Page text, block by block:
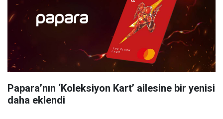
Papara’nın ‘Koleksiyon Kart’ ailesine bir yenisi
daha eklendi